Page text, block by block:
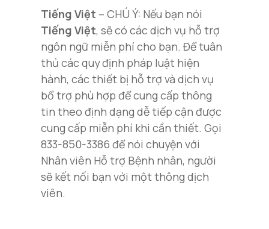
Tiếng Việt – CHÚ Ý: Nếu bạn nói
Tiếng Việt, sẽ có các dịch vụ hỗ trợ
ngôn ngữ miễn phí cho bạn. Để tuân
thủ các quy định pháp luật hiện
hành, các thiết bị hỗ trợ và dịch vụ
bổ trợ phù hợp để cung cấp thông
tin theo định dạng dễ tiếp cận được
cung cấp miễn phí khi cần thiết. Gọi
833-850-3386 để nói chuyện với
Nhân viên Hỗ trợ Bệnh nhân, người
sẽ kết nối bạn với một thông dịch
viên.